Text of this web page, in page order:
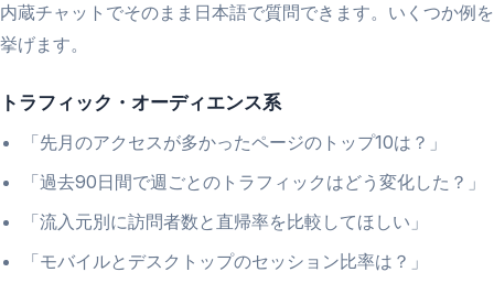
内蔵チャットでそのまま日本語で質問できます。いくつか例を
挙げます。
トラフィック・オーディエンス系
「先月のアクセスが多かったページのトップ10は？」
「過去90日間で週ごとのトラフィックはどう変化した？」
「流入元別に訪問者数と直帰率を比較してほしい」
「モバイルとデスクトップのセッション比率は？」